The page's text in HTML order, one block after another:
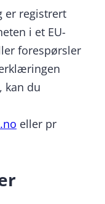
er registrert
i et EU-
forespørsler
kan du
eller pr